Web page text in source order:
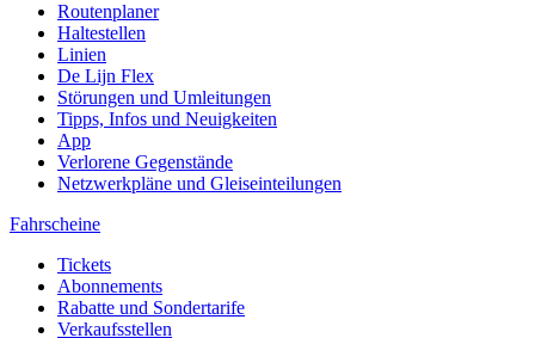
Routenplaner
Haltestellen
Linien
De Lijn Flex
Störungen und Umleitungen
Tipps, Infos und Neuigkeiten
App
Verlorene Gegenstände
Netzwerkpläne und Gleiseinteilungen
Fahrscheine
Tickets
Abonnements
Rabatte und Sondertarife
Verkaufsstellen